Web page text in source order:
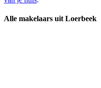
Alle makelaars uit Loerbeek